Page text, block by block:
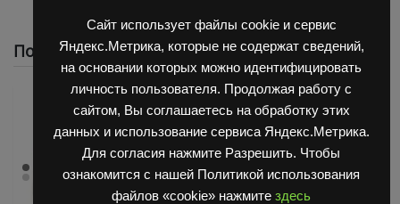
Сайт использует файлы cookie и сервис
Яндекс.Метрика, которые не содержат сведений,
на основании которых можно идентифицировать
личность пользователя. Продолжая работу с
сайтом, Вы соглашаетесь на обработку этих
данных и использование сервиса Яндекс.Метрика.
Для согласия нажмите Разрешить. Чтобы
ознакомится с нашей Политикой использования
файлов «cookie» нажмите здесь
Похожие